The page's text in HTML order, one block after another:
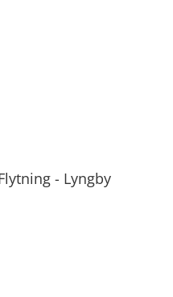
- Lyngby